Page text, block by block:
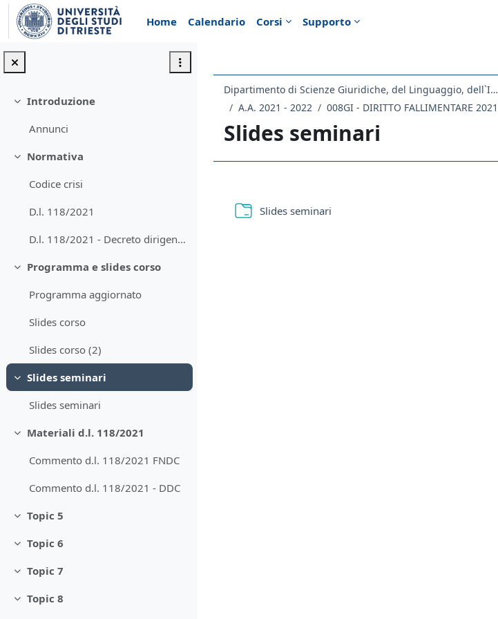
Vai al contenuto principale
Home
Calendario Corsi Supporto
Minimizza
Introduzione
Annunci
Minimizza
Normativa
Codice crisi
D.l. 118/2021
D.l. 118/2021 - Decreto dirigenziale
Minimizza
Programma e slides corso
Programma aggiornato
Slides corso
Slides corso (2)
Minimizza
Slides seminari
Slides seminari
Minimizza
Materiali d.l. 118/2021
Commento d.l. 118/2021 FNDC
Commento d.l. 118/2021 - DDC
Minimizza
Topic 5
Minimizza
Topic 6
Minimizza
Topic 7
Minimizza
Topic 8
Dipartimento di Scienze Giuridiche, del Linguaggio, dell`Interpretazione e della Traduzione
A.A. 2021 - 2022
008GI - DIRITTO FALLIMENTARE 2021
Slides seminari
Slides seminari